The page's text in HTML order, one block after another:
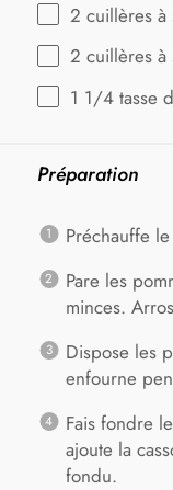
2 cuillères
2 cuillères à
1 1/4 tasse
Préparation
Préchauffe
Pare les
minces.
Dispose les
enfourne
Fais fondre
ajoute la
fondu.